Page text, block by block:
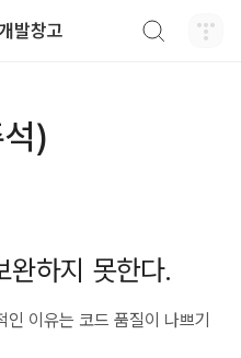
발창고
)
완하지 못한다.
이유는 코드 품질이 나쁘기